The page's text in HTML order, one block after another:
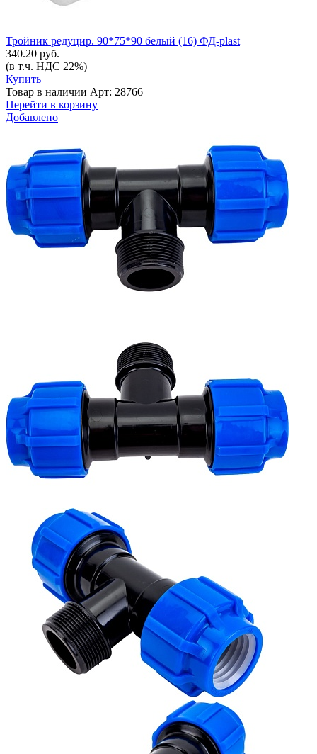
Тройник редуцир. 90*75*90 белый (16) ФД-plast
340.20 руб.
(в т.ч. НДС 22%)
Купить
Товар в наличии Арт: 28766
Перейти в корзину
Добавлено